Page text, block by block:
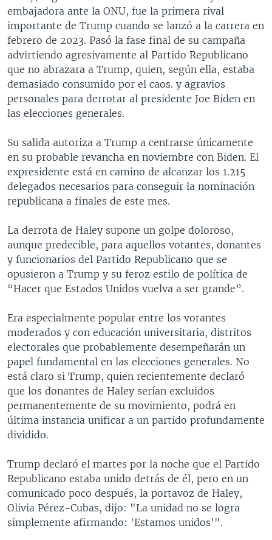
embajadora ante la ONU, fue la primera rival
importante de Trump cuando se lanzó a la carrera en
febrero de 2023. Pasó la fase final de su campaña
advirtiendo agresivamente al Partido Republicano
que no abrazara a Trump, quien, según ella, estaba
demasiado consumido por el caos. y agravios
personales para derrotar al presidente Joe Biden en
las elecciones generales.
Su salida autoriza a Trump a centrarse únicamente
en su probable revancha en noviembre con Biden. El
expresidente está en camino de alcanzar los 1.215
delegados necesarios para conseguir la nominación
republicana a finales de este mes.
La derrota de Haley supone un golpe doloroso,
aunque predecible, para aquellos votantes, donantes
y funcionarios del Partido Republicano que se
opusieron a Trump y su feroz estilo de política de
“Hacer que Estados Unidos vuelva a ser grande”.
Era especialmente popular entre los votantes
moderados y con educación universitaria, distritos
electorales que probablemente desempeñarán un
papel fundamental en las elecciones generales. No
está claro si Trump, quien recientemente declaró
que los donantes de Haley serían excluidos
permanentemente de su movimiento, podrá en
última instancia unificar a un partido profundamente
dividido.
Trump declaró el martes por la noche que el Partido
Republicano estaba unido detrás de él, pero en un
comunicado poco después, la portavoz de Haley,
Olivia Pérez-Cubas, dijo: "La unidad no se logra
simplemente afirmando: 'Estamos unidos'".